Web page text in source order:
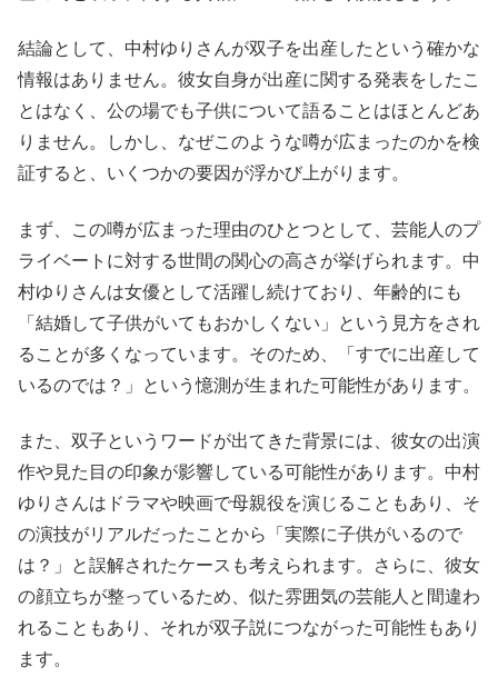
結論として、中村ゆりさんが双子を出産したという確かな
情報はありません。彼女自身が出産に関する発表をしたこ
とはなく、公の場でも子供について語ることはほとんどあ
りません。しかし、なぜこのような噂が広まったのかを検
証すると、いくつかの要因が浮かび上がります。
まず、この噂が広まった理由のひとつとして、芸能人のプ
ライベートに対する世間の関心の高さが挙げられます。中
村ゆりさんは女優として活躍し続けており、年齢的にも
「結婚して子供がいてもおかしくない」という見方をされ
ることが多くなっています。そのため、「すでに出産して
いるのでは？」という憶測が生まれた可能性があります。
また、双子というワードが出てきた背景には、彼女の出演
作や見た目の印象が影響している可能性があります。中村
ゆりさんはドラマや映画で母親役を演じることもあり、そ
の演技がリアルだったことから「実際に子供がいるので
は？」と誤解されたケースも考えられます。さらに、彼女
の顔立ちが整っているため、似た雰囲気の芸能人と間違わ
れることもあり、それが双子説につながった可能性もあり
ます。